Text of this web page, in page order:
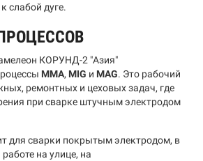
слабой дуге.
КОРУНД-2 "Азия"
MMA, MIG и MAG. Это рабочий
ремонтных и цеховых задач, где
при сварке штучным электродом
для сварки покрытым электродом, в
на улице, на